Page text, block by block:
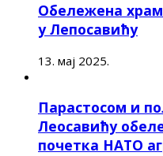
Обележена
у Лепосавићу
13. мај 2025.
Парастосом и
Леосавићу
почетка НАТО